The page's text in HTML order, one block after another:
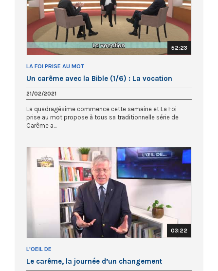
52:23
LA FOI PRISE AU MOT
Un carême avec la Bible (1/6) : La vocation
21/02/2021
La quadragésime commence cette semaine et La Foi
prise au mot propose à tous sa traditionnelle série de
Carême a...
03:22
L'OEIL DE
Le carême, la journée d’un changement